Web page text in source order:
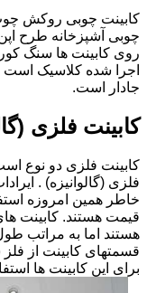
کابینت چوبی روکش
چوبی آشپزخانه طرح
روی کابینت ها سنگ
اجرا شده کلاسیک است و
جادار است.
کابینت فلزی
کابینت فلزی دو نوع
فلزی (گالوانیزه) .
خاطر همین امروزه
قیمت هستند. کابینت
هستند اما به مراتب
قسمتهای کابینت از
برای این کابینت ها